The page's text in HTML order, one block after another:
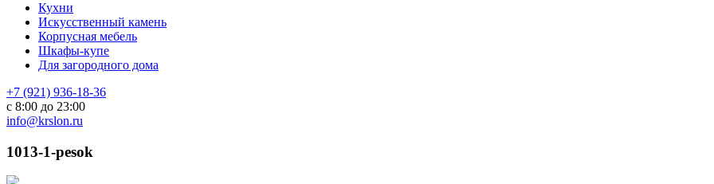
Кухни
Искусственный камень
Корпусная мебель
Шкафы-купе
Для загородного дома
+7 (921) 936-18-36
с 8:00 до 23:00
info@krslon.ru
1013-1-pesok